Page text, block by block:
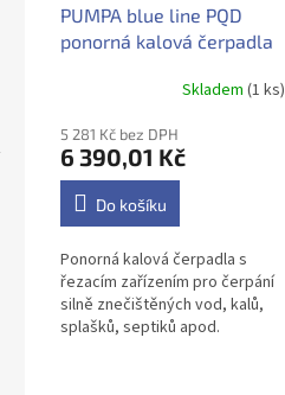
PUMPA blue line PQD
ponorná kalová čerpadla
PQD7-8-0.75QGF 230V
Skladem (1 ks)
5 281 Kč bez DPH
6 390,01 Kč
Do košíku
Ponorná kalová čerpadla s
řezacím zařízením pro čerpání
silně znečištěných vod, kalů,
splašků, septiků apod.